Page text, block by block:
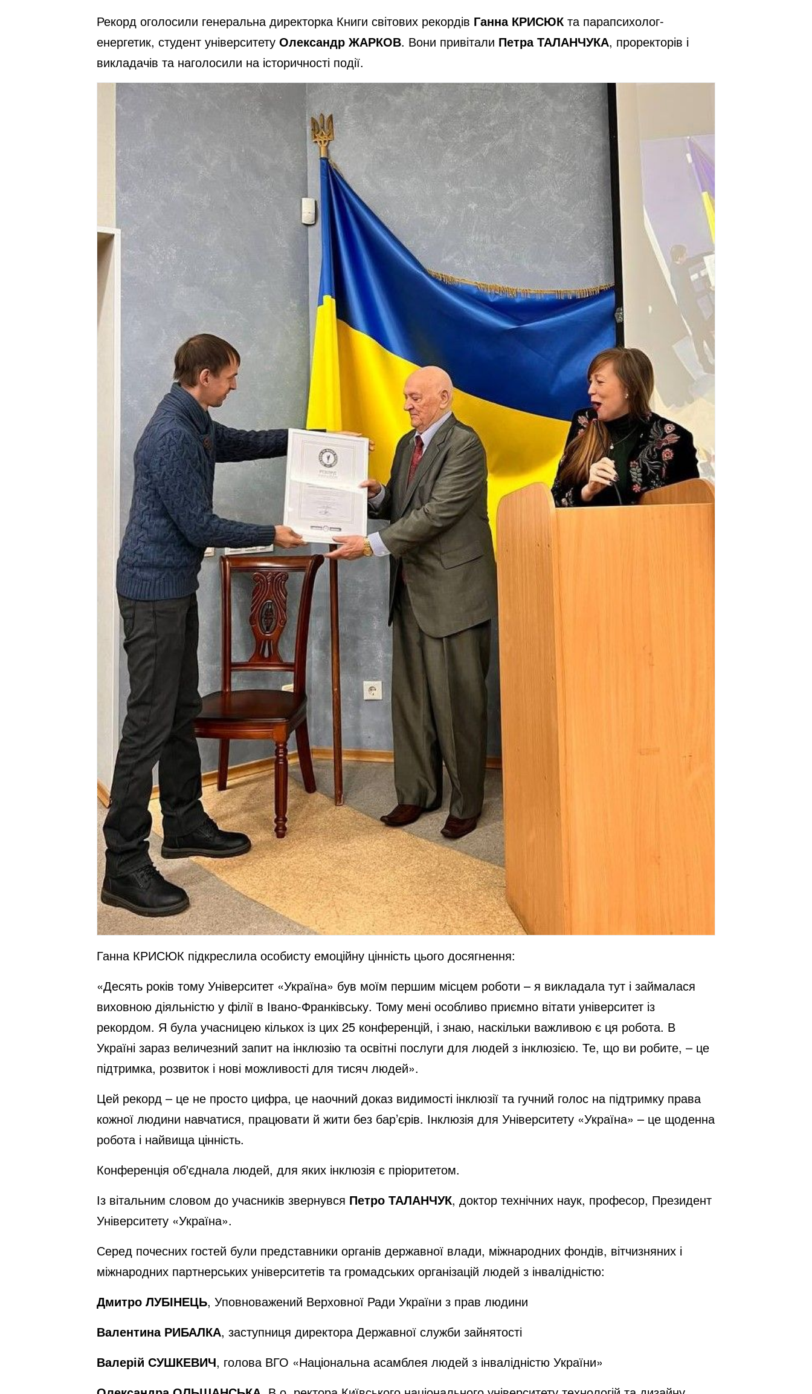
Рекорд оголосили генеральна директорка Книги світових рекордів Ганна КРИСЮКта парапсихолог-
енергетик, студент університету Олександр ЖАРКОВ. Вони привітали Петра ТАЛАНЧУКА, проректорів і
викладачів та наголосили на історичності події.
Ганна КРИСЮК підкреслила особисту емоційну цінність цього досягнення:
«Десять років тому Університет «Україна» був моїм першим місцем роботи – я викладала тут і займалася
виховною діяльністю у філії в Івано-Франківську. Тому мені особливо приємно вітати університет із
рекордом. Я була учасницею кількох із цих 25 конференцій, і знаю, наскільки важливою є ця робота. В
Україні зараз величезний запит на інклюзію та освітні послуги для людей з інклюзією. Те, що ви робите, – це
підтримка, розвиток і нові можливості для тисяч людей».
Цей рекорд – це не просто цифра, це наочний доказ видимості інклюзії та гучний голос на підтримку права
кожної людини навчатися, працювати й жити без бар’єрів. Інклюзія для Університету «Україна» – це щоденна
робота і найвища цінність.
Конференція об'єднала людей, для яких інклюзія є пріоритетом.
Із вітальним словом до учасників звернувся Петро ТАЛАНЧУК, доктор технічних наук, професор, Президент
Університету «Україна».
Серед почесних гостей були представники органів державної влади, міжнародних фондів, вітчизняних і
міжнародних партнерських університетів та громадських організацій людей з інвалідністю:
Дмитро ЛУБІНЕЦЬ, Уповноважений Верховної Ради України з прав людини
Валентина РИБАЛКА, заступниця директора Державної служби зайнятості
Валерій СУШКЕВИЧ, голова ВГО «Національна асамблея людей з інвалідністю України»